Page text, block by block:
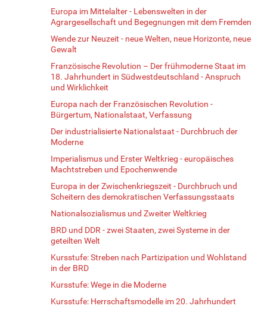
Europa im Mittelalter - Lebenswelten in der
Agrargesellschaft und Begegnungen mit dem Fremden
Wende zur Neuzeit - neue Welten, neue Horizonte, neue
Gewalt
Französische Revolution – Der frühmoderne Staat im
18. Jahrhundert in Südwestdeutschland - Anspruch
und Wirklichkeit
Europa nach der Französischen Revolution -
Bürgertum, Nationalstaat, Verfassung
Der industrialisierte Nationalstaat - Durchbruch der
Moderne
Imperialismus und Erster Weltkrieg - europäisches
Machtstreben und Epochenwende
Europa in der Zwischenkriegszeit - Durchbruch und
Scheitern des demokratischen Verfassungsstaats
Nationalsozialismus und Zweiter Weltkrieg
BRD und DDR - zwei Staaten, zwei Systeme in der
geteilten Welt
Kursstufe: Streben nach Partizipation und Wohlstand
in der BRD
Kursstufe: Wege in die Moderne
Kursstufe: Herrschaftsmodelle im 20. Jahrhundert